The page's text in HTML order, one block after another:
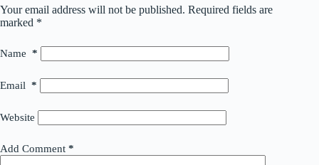
Your email address will not be published. Required fields are
marked *
Name *
Email *
Website
Add Comment *